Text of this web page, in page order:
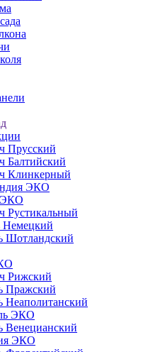
Прусский
Балтийский
Клинкерный
ЭКО
ЭКО
Рустикальный
Немецкий
Шотландский
Рижский
Пражский
Неаполитанский
ЭКО
Венецианский
ЭКО